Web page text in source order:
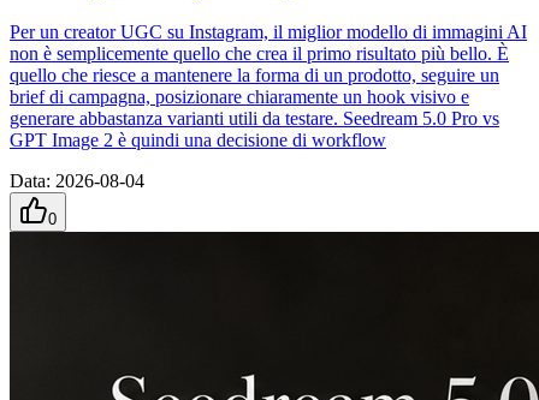
Per un creator UGC su Instagram, il miglior modello di immagini AI
non è semplicemente quello che crea il primo risultato più bello. È
quello che riesce a mantenere la forma di un prodotto, seguire un
brief di campagna, posizionare chiaramente un hook visivo e
generare abbastanza varianti utili da testare. Seedream 5.0 Pro vs
GPT Image 2 è quindi una decisione di workflow
Data: 2026-08-04
0